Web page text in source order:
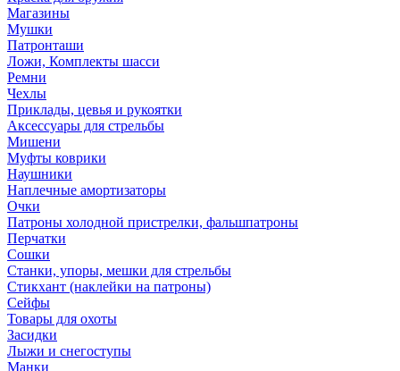
Магазины
Мушки
Патронташи
Ложи, Комплекты шасси
Ремни
Чехлы
Приклады, цевья и рукоятки
Аксессуары для стрельбы
Мишени
Муфты коврики
Наушники
Наплечные амортизаторы
Очки
Патроны холодной пристрелки, фальшпатроны
Перчатки
Сошки
Станки, упоры, мешки для стрельбы
Стикхант (наклейки на патроны)
Сейфы
Товары для охоты
Засидки
Лыжи и снегоступы
Манки